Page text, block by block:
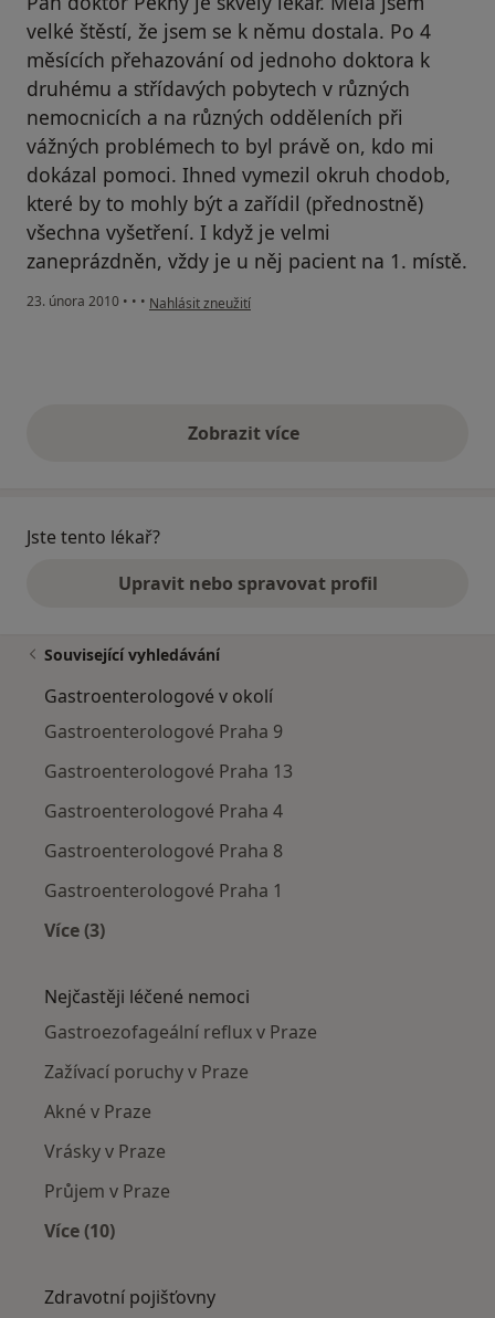
velké štěstí, že jsem se k němu dostala. Po 4
měsících přehazování od jednoho doktora k
druhému a střídavých pobytech v různých
nemocnicích a na různých odděleních při
vážných problémech to byl právě on, kdo mi
dokázal pomoci. Ihned vymezil okruh chodob,
které by to mohly být a zařídil (přednostně)
všechna vyšetření. I když je velmi
zaneprázdněn, vždy je u něj pacient na 1. místě.
23. února 2010 • • • podle názoru uživatele Pacient
Nahlásit zneužití
Zobrazit vícevýše uvedené názory
Jste tento lékař?
Upravit nebo spravovat profil
Související vyhledávání
Gastroenterologové v okolí
Gastroenterologové Praha 9
Gastroenterologové Praha 13
Gastroenterologové Praha 4
Gastroenterologové Praha 8
Gastroenterologové Praha 1
Více (3)
Nejčastěji léčené nemoci
Gastroezofageální reflux v Praze
Zažívací poruchy v Praze
Akné v Praze
Vrásky v Praze
Průjem v Praze
Více (10)
Zdravotní pojišťovny